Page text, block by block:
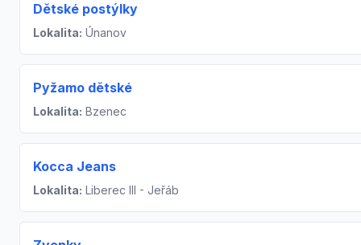
Dětské postýlky
Lokalita: Únanov
Pyžamo dětské
Lokalita: Bzenec
Kocca Jeans
Lokalita: Liberec III - Jeřáb